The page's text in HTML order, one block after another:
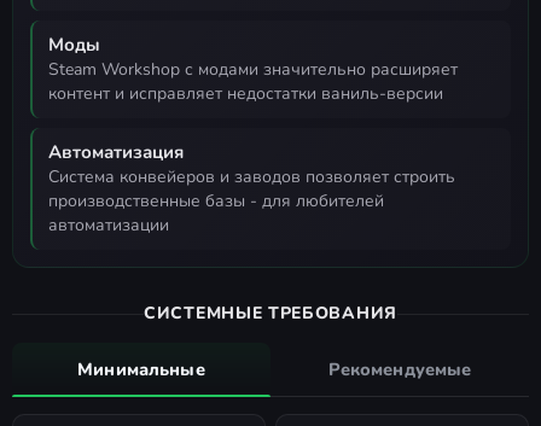
Моды
Steam Workshop с модами значительно расширяет
контент и исправляет недостатки ваниль-версии
Автоматизация
система конвейеров и заводов позволяет строить
производственные базы - для любителей
автоматизации
СИСТЕМНЫЕ ТРЕБОВАНИЯ
Минимальные Рекомендуемые